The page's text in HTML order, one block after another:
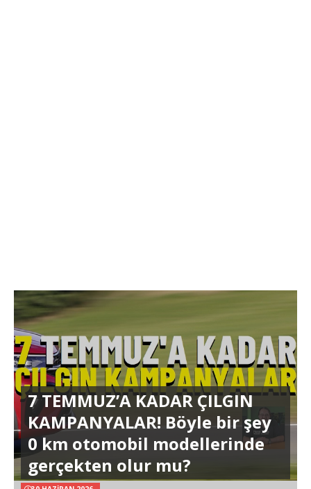
7 TEMMUZ’A KADAR ÇILGIN
KAMPANYALAR! Böyle bir şey
0 km otomobil modellerinde
gerçekten olur mu?